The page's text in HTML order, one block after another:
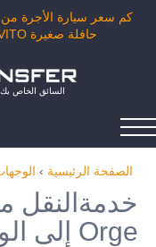
حافلة صغيرة VIANO، VITO أو حافلة الدرجة السياحية.
السائق الخاص بك
الصفحة الرئيسية ›
Orge إلى الوجهات الأخرى